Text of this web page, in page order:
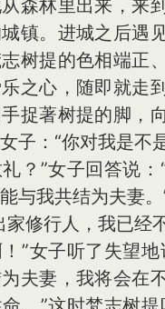
森林里出来，来
镇。进城之后遇
树提的色相端正
之心，随即就走
捉著树提的脚，
子：“你对我是不
？”女子回答说：
与我共结为夫妻
家修行人，我已经
”女子听了失望地
夫妻，我将会在